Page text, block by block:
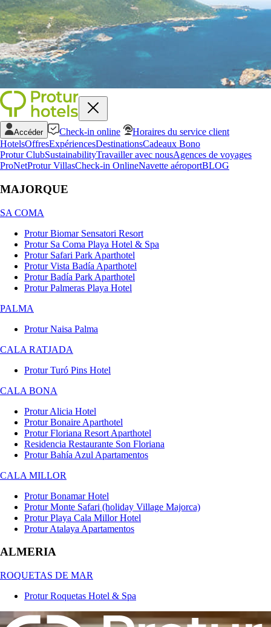
Accéder Check-in online
Horaires du service client
HotelsOffresExpériencesDestinationsCadeaux Bono
Protur ClubSustainabilityTravailler avec nousAgences de voyages
ProNetProtur VillasCheck-in OnlineNavette aéroportBLOG
MAJORQUE
SA COMA
Protur Biomar Sensatori Resort
Protur Sa Coma Playa Hotel & Spa
Protur Safari Park Aparthotel
Protur Vista Badía Aparthotel
Protur Badía Park Aparthotel
Protur Palmeras Playa Hotel
PALMA
Protur Naisa Palma
CALA RATJADA
Protur Turó Pins Hotel
CALA BONA
Protur Alicia Hotel
Protur Bonaire Aparthotel
Protur Floriana Resort Aparthotel
Residencia Restaurante Son Floriana
Protur Bahía Azul Apartamentos
CALA MILLOR
Protur Bonamar Hotel
Protur Monte Safari (holiday Village Majorca)
Protur Playa Cala Millor Hotel
Protur Atalaya Apartamentos
ALMERIA
ROQUETAS DE MAR
Protur Roquetas Hotel & Spa